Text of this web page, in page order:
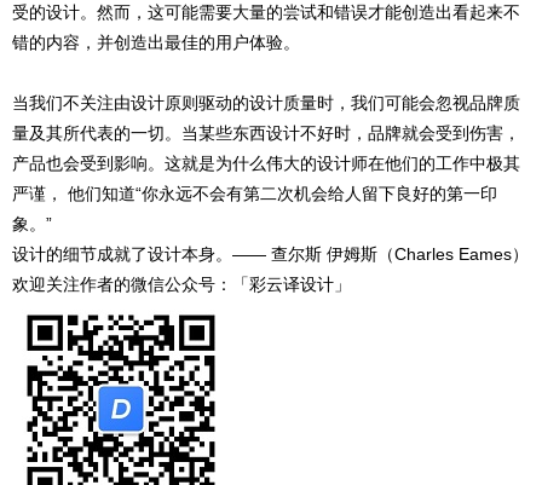
受的设计。然而，这可能需要大量的尝试和错误才能创造出看起来不
错的内容，并创造出最佳的用户体验。
当我们不关注由设计原则驱动的设计质量时，我们可能会忽视品牌质
量及其所代表的一切。当某些东西设计不好时，品牌就会受到伤害，
产品也会受到影响。这就是为什么伟大的设计师在他们的工作中极其
严谨， 他们知道“你永远不会有第二次机会给人留下良好的第一印
象。”
设计的细节成就了设计本身。—— 查尔斯 伊姆斯（Charles Eames）
欢迎关注作者的微信公众号：「彩云译设计」